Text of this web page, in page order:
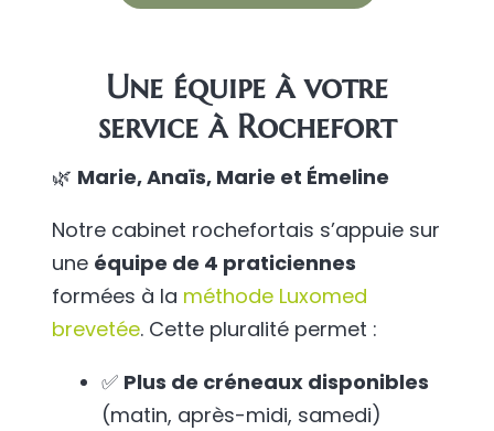
Une équipe à votre
service à Rochefort
🌿 Marie, Anaïs, Marie et Émeline
Notre cabinet rochefortais s’appuie sur
une équipe de 4 praticiennes
formées à la méthode Luxomed
brevetée. Cette pluralité permet :
✅ Plus de créneaux disponibles
(matin, après-midi, samedi)